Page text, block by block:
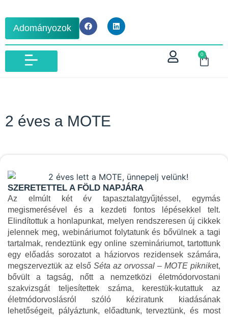
Adományozok
0
2 éves a MOTE
SZERETETTEL A FÖLD NAPJÁRA
Az elmúlt két év tapasztalatgyűjtéssel, egymás
megismerésével és a kezdeti fontos lépésekkel telt.
Elindítottuk a honlapunkat, melyen rendszeresen új cikkek
jelennek meg, webináriumot folytatunk és bővülnek a tagi
tartalmak, rendeztünk egy online szemináriumot, tartottunk
egy előadás sorozatot a háziorvos rezidensek számára,
megszerveztük az első Séta az orvossal – MOTE pikniket,
bővült a tagság, nőtt a nemzetközi életmódorvostani
szakvizsgát teljesítettek száma, kerestük-kutattuk az
életmódorvoslásról szóló kéziratunk kiadásának
lehetőségeit, pályáztunk, előadtunk, terveztünk, és most